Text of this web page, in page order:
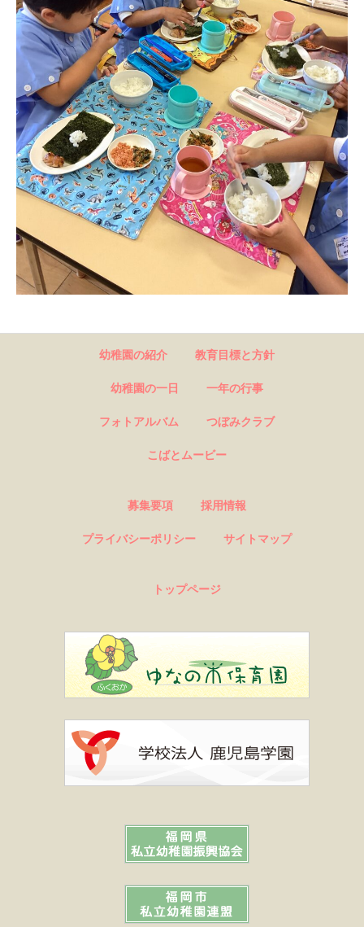
幼稚園の紹介 教育目標と方針
幼稚園の一日 一年の行事
フォトアルバム つぼみクラブ
こばとムービー
募集要項 採用情報
プライバシーポリシー サイトマップ
トップページ